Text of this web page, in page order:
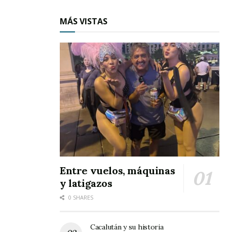
MÁS VISTAS
Entre vuelos, máquinas
y latigazos
0 SHARES
Cacalután y su historia